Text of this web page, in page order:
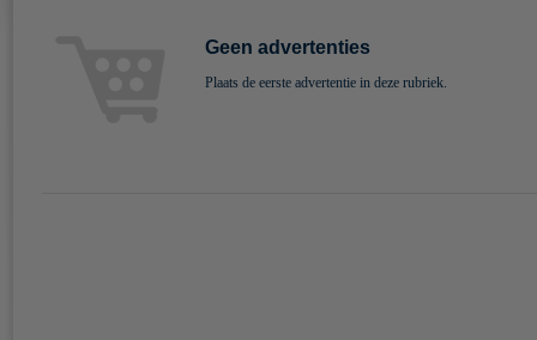
Geen advertenties
Plaats de eerste advertentie in deze rubriek.